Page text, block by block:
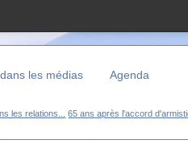
les médias Agenda
les relations... 65 ans après l'accord